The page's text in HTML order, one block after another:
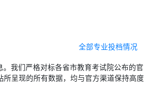
全部专业投档情况
。我们严格对标各省市教育考试院公布的官
所呈现的所有数据，均与官方渠道保持高度